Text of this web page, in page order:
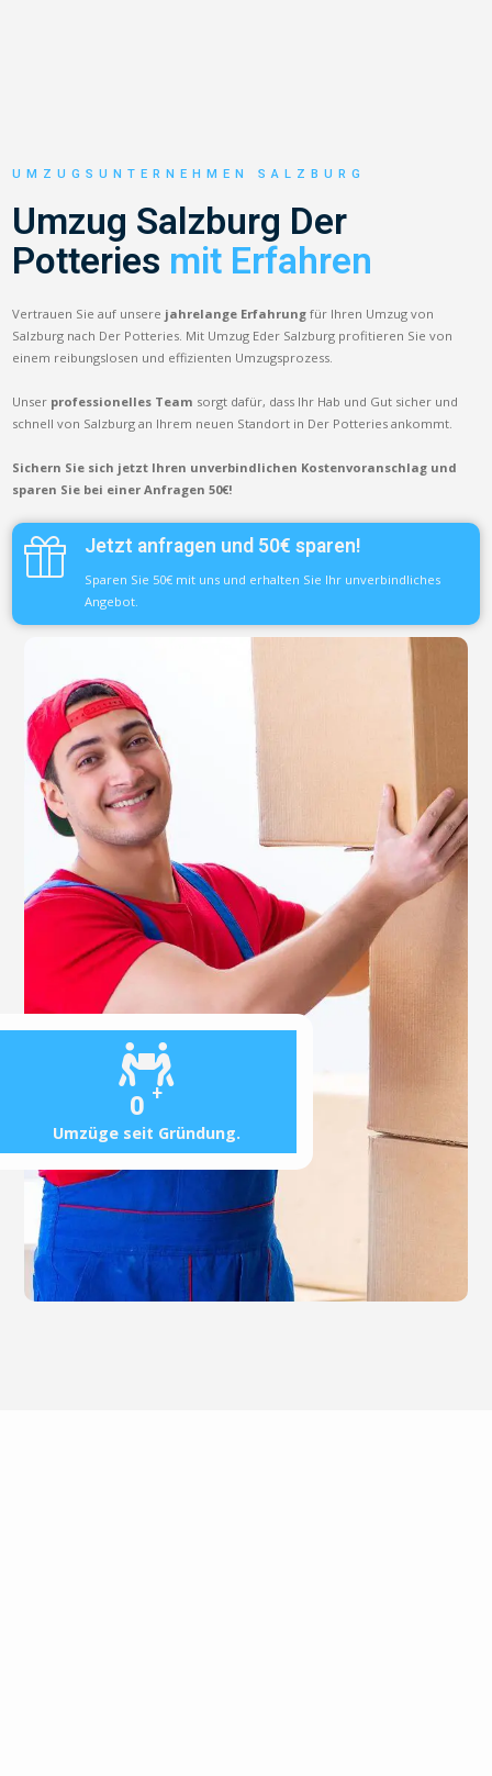
0 +
Umzüge seit Gründung.
UMZUGSUNTERNEHMEN SALZBURG
Umzug Salzburg Der
Potteries mit Erfahren
Vertrauen Sie auf unsere jahrelange Erfahrung für Ihren Umzug von
Salzburg nach Der Potteries. Mit Umzug Eder Salzburg profitieren Sie von
einem reibungslosen und effizienten Umzugsprozess.
Unser professionelles Team sorgt dafür, dass Ihr Hab und Gut sicher und
schnell von Salzburg an Ihrem neuen Standort in Der Potteries ankommt.
Sichern Sie sich jetzt Ihren unverbindlichen Kostenvoranschlag und
sparen Sie bei einer Anfragen 50€!
Jetzt anfragen und 50€ sparen!
Sparen Sie 50€ mit uns und erhalten Sie Ihr unverbindliches
Angebot.